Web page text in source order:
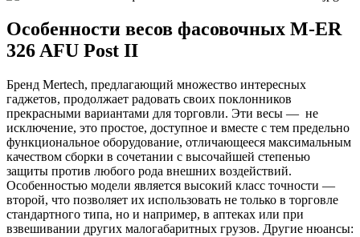
Особенности весов фасовочных M-ER
326 AFU Post II
Бренд Mertech, предлагающий множество интересных
гаджетов, продолжает радовать своих поклонников
прекрасными вариантами для торговли. Эти весы — не
исключение, это простое, доступное и вместе с тем предельно
функциональное оборудование, отличающееся максимальным
качеством сборки в сочетании с высочайшей степенью
защиты против любого рода внешних воздействий.
Особенностью модели является высокий класс точности —
второй, что позволяет их использовать не только в торговле
стандартного типа, но и например, в аптеках или при
взвешивании других малогабаритных грузов. Другие нюансы: